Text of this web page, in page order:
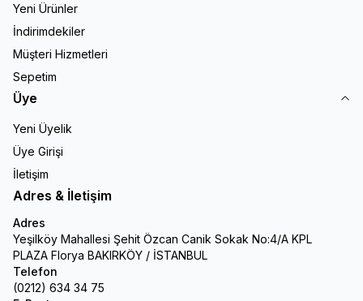
Yeni Ürünler
İndirimdekiler
Müşteri Hizmetleri
Sepetim
Üye
Yeni Üyelik
Üye Girişi
İletişim
Adres & İletişim
Adres
Yeşilköy Mahallesi Şehit Özcan Canik Sokak No:4/A KPL
PLAZA Florya BAKIRKÖY / İSTANBUL
Telefon
(0212) 634 34 75